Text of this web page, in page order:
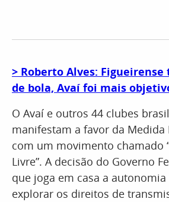
> Roberto Alves: Figueirense
de bola, Avaí foi mais
O Avaí e outros 44 clubes
manifestam a favor da Medida
com um movimento chamado
Livre”. A decisão do Governo
que joga em casa a
explorar os direitos de